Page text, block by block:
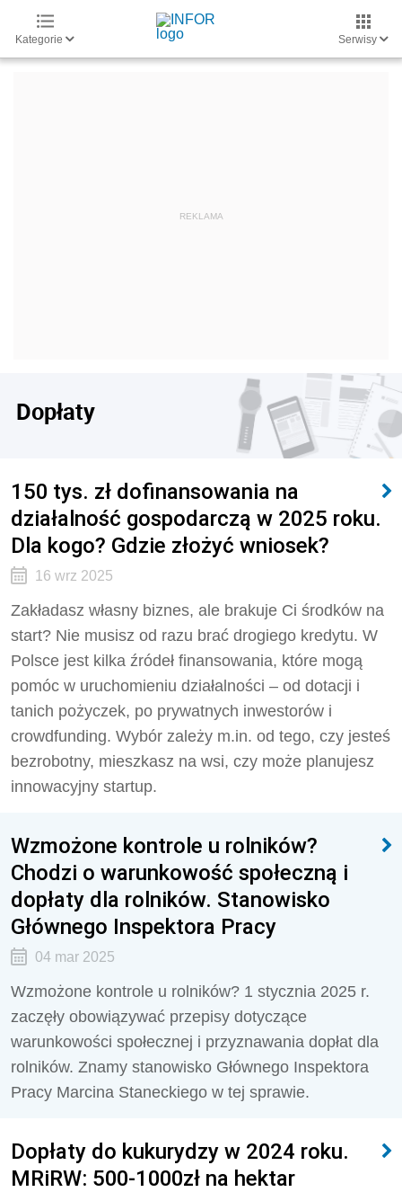
Kategorie Serwisy
Dopłaty
150 tys. zł dofinansowania na
działalność gospodarczą w 2025 roku.
Dla kogo? Gdzie złożyć wniosek?
16 wrz 2025
Zakładasz własny biznes, ale brakuje Ci środków na
start? Nie musisz od razu brać drogiego kredytu. W
Polsce jest kilka źródeł finansowania, które mogą
pomóc w uruchomieniu działalności – od dotacji i
tanich pożyczek, po prywatnych inwestorów i
crowdfunding. Wybór zależy m.in. od tego, czy jesteś
bezrobotny, mieszkasz na wsi, czy może planujesz
innowacyjny startup.
Wzmożone kontrole u rolników?
Chodzi o warunkowość społeczną i
dopłaty dla rolników. Stanowisko
Głównego Inspektora Pracy
04 mar 2025
Wzmożone kontrole u rolników? 1 stycznia 2025 r.
zaczęły obowiązywać przepisy dotyczące
warunkowości społecznej i przyznawania dopłat dla
rolników. Znamy stanowisko Głównego Inspektora
Pracy Marcina Staneckiego w tej sprawie.
Dopłaty do kukurydzy w 2024 roku.
MRiRW: 500-1000zł na hektar